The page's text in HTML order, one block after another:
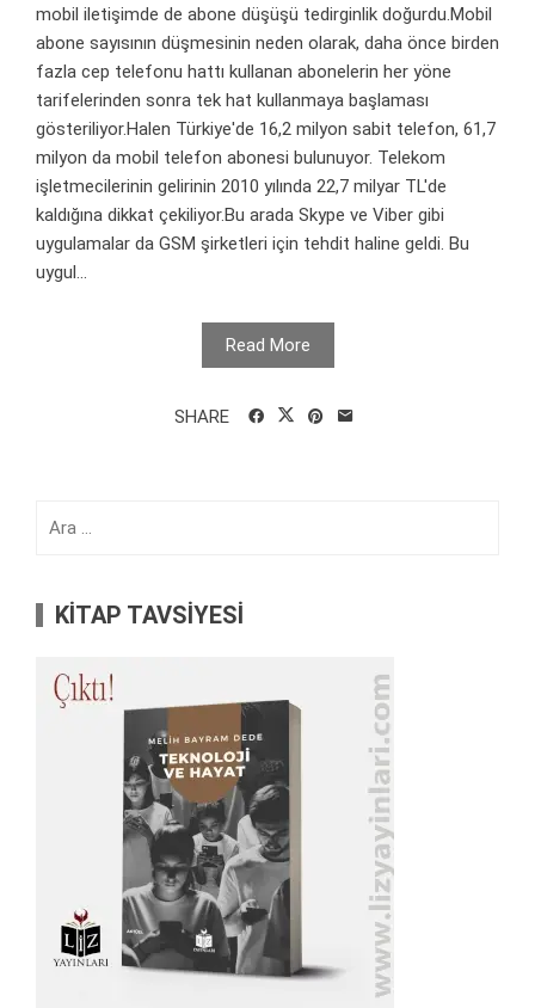
mobil iletişimde de abone düşüşü tedirginlik doğurdu.Mobil
abone sayısının düşmesinin neden olarak, daha önce birden
fazla cep telefonu hattı kullanan abonelerin her yöne
tarifelerinden sonra tek hat kullanmaya başlaması
gösteriliyor.Halen Türkiye'de 16,2 milyon sabit telefon, 61,7
milyon da mobil telefon abonesi bulunuyor. Telekom
işletmecilerinin gelirinin 2010 yılında 22,7 milyar TL'de
kaldığına dikkat çekiliyor.Bu arada Skype ve Viber gibi
uygulamalar da GSM şirketleri için tehdit haline geldi. Bu
uygul...
Read More
SHARE
KİTAP TAVSİYESİ